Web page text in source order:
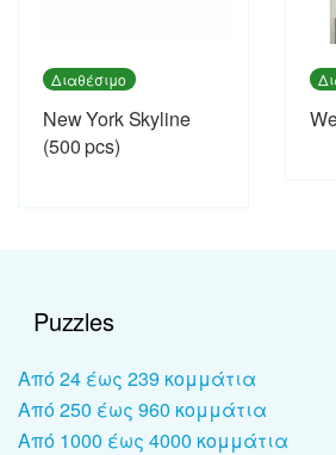
Διαθέσιμο
New York Skyline
(500 pcs)
Puzzles
Από 24 έως 239 κομμάτια
Από 250 έως 960 κομμάτια
Από 1000 έως 4000 κομμάτια